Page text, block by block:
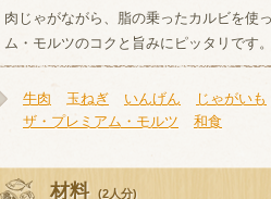
肉じゃがながら、脂の乗ったカルビを使
ム・モルツのコクと旨みにピッタリです。
牛肉 玉ねぎ いんげん じゃがいも
ザ・プレミアム・モルツ
和食
材料 (2人分)